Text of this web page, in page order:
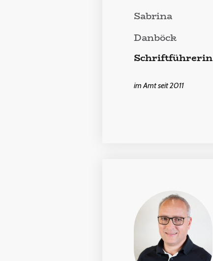
Sabrina
Danböck
Schriftführerin
im Amt seit 2011